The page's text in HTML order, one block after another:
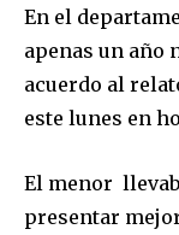
En el
apenas un año
acuerdo al
este lunes en
El menor
presentar